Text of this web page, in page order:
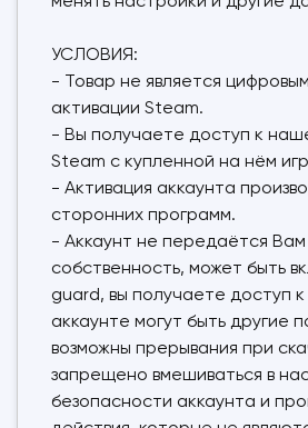
УСЛОВИЯ:
- Товар не является
активации Steam.
- Вы получаете доступ к
Steam с купленной на нём
- Активация аккаунта
сторонних программ.
- Аккаунт не передаётся Вам
собственность, может быть
guard, вы получаете доступ к
аккаунте могут быть другие
возможны прерывания при
запрещено вмешиваться в
безопасности аккаунта и